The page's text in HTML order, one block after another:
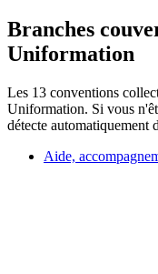
Branches
Uniformation
Les 13 conventions
Uniformation. Si vous
détecte automatiquement
Aide,